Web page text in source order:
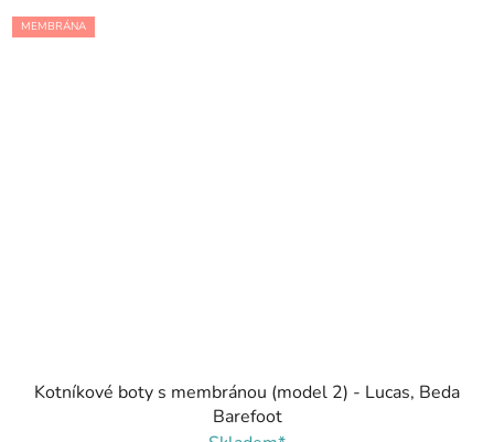
MEMBRÁNA
Kotníkové boty s membránou (model 2) - Lucas, Beda
Barefoot